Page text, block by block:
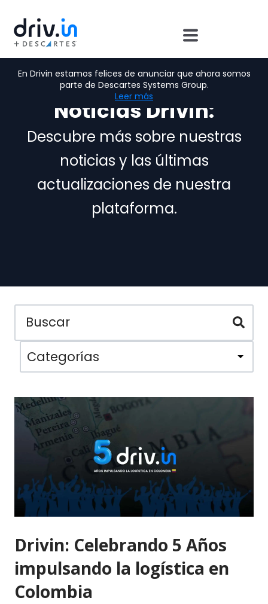
En Drivin estamos felices de anunciar que ahora somos
parte de Descartes Systems Group.
Leer más
Noticias Drivin:
Descubre más sobre nuestras
noticias y las últimas
actualizaciones de nuestra
plataforma.
Categorías
Drivin: Celebrando 5 Años
impulsando la logística en
Colombia